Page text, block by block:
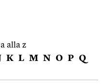
alla z
K L M N O P Q